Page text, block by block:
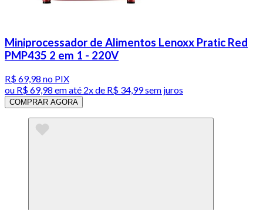
Miniprocessador de Alimentos Lenoxx Pratic Red
PMP435 2 em 1 - 220V
R$ 69,98 no PIX
ou R$ 69,98 em até 2x de R$ 34,99 sem juros
COMPRAR AGORA